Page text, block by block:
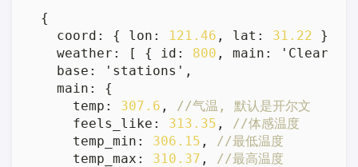
{
  coord
: { lon : 121.46 , lat : 31.22 }
  weather
: [ { id : 800 , main : 'Clear'
  base
: 'stations' ,
  main
:
{
    temp
: 307.6 ,
//气温, 默认是开尔文
    feels_like
: 313.35 ,
//体感温度
    temp_min
: 306.15 ,
//最低温度
    temp_max
: 310.37 ,
//最高温度